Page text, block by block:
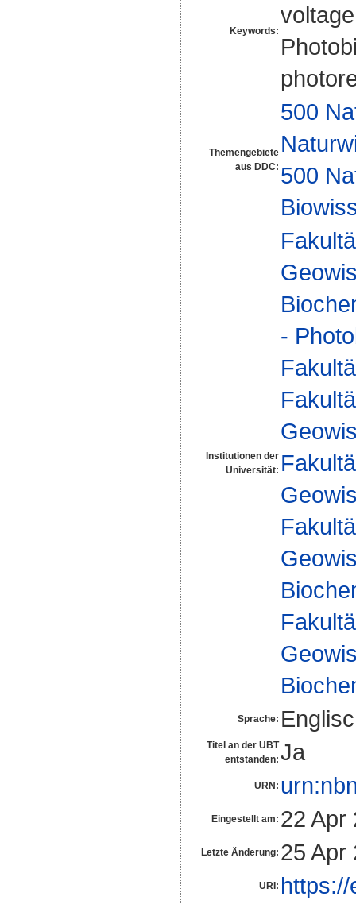
Keywords:
Themengebiete
aus DDC:
500
500
Institutionen der
Universität:
-
Sprache:
Titel an der UBT
entstanden: Ja
URN:
Eingestellt am: 22 Apr
Letzte Änderung: 25 Apr
URI: